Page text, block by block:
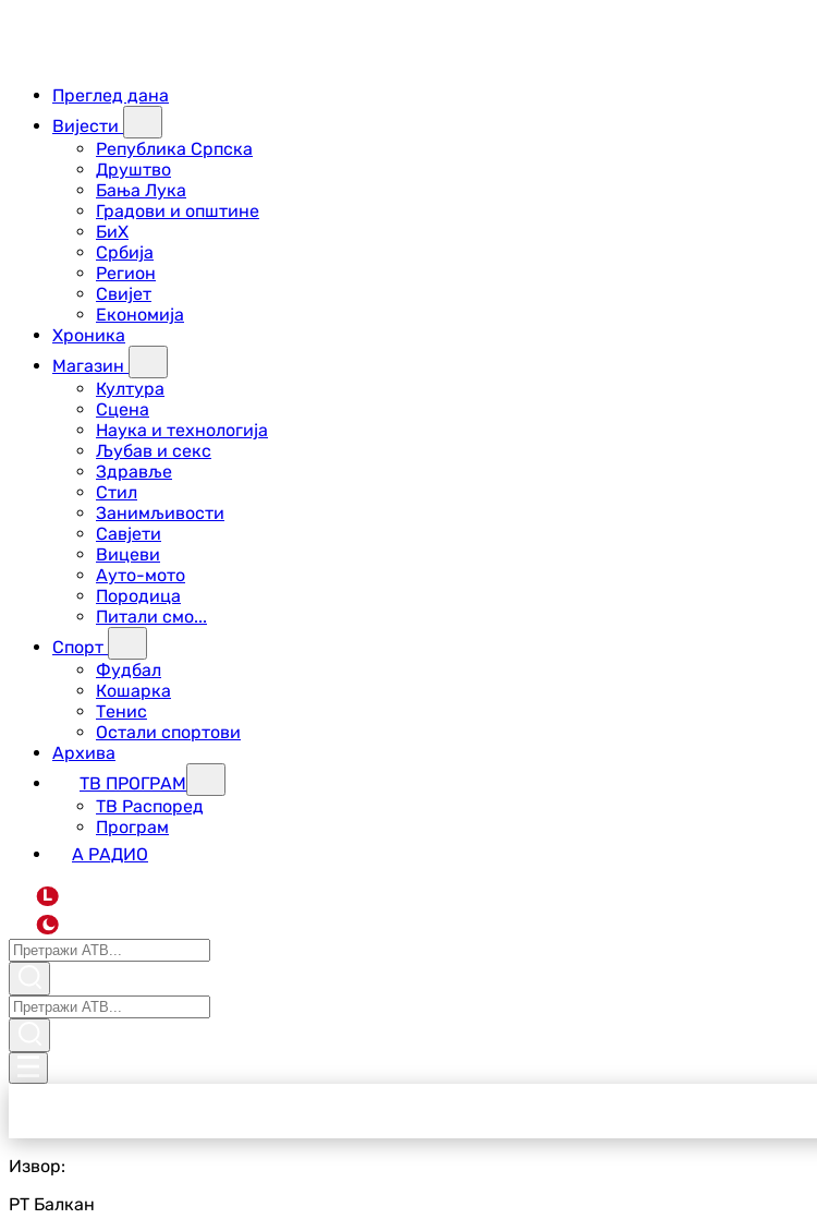
Преглед дана
Вијести
Република Српска
Друштво
Бања Лука
Градови и општине
БиХ
Србија
Регион
Свијет
Економија
Хроника
Магазин
Култура
Сцена
Наука и технологија
Љубав и секс
Здравље
Стил
Занимљивости
Савјети
Вицеви
Ауто-мото
Породица
Питали смо...
Спорт
Фудбал
Кошарка
Тенис
Остали спортови
Архива
ТВ ПРОГРАМ
ТВ Распоред
Програм
А РАДИО
L
Извор:
РТ Балкан